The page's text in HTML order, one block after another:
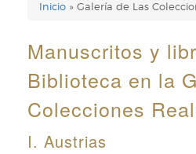
Enlaces
de
ayuda
de
navegación
Inicio Galería de Las
Manuscritos y
Biblioteca en la
Colecciones
I. Austrias